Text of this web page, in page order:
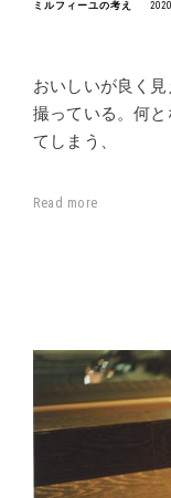
ミルフィーユの考え
おいしいが良く
撮っている。何
てしまう、
Read more